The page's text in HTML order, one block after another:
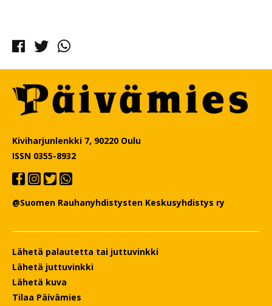
Facebook
TwitterWhatsapp
Kiviharjunlenkki 7, 90220 Oulu
ISSN 0355-8932
@Suomen Rauhanyhdistysten Keskusyhdistys ry
Lähetä palautetta tai juttuvinkki
Lähetä juttuvinkki
Lähetä kuva
Tilaa Päivämies